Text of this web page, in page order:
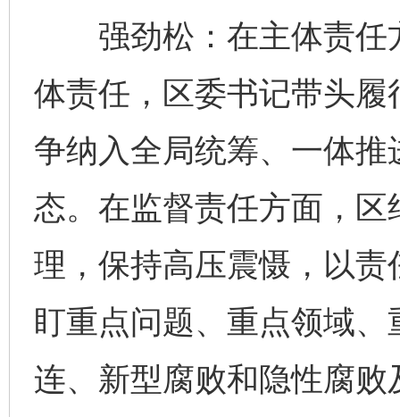
强劲松：在主体责任
体责任，区委书记带头
争纳入全局统筹、一体
态。在监督责任方面，
理，保持高压震慑，以
盯重点问题、重点领域
连、新型腐败和隐性腐